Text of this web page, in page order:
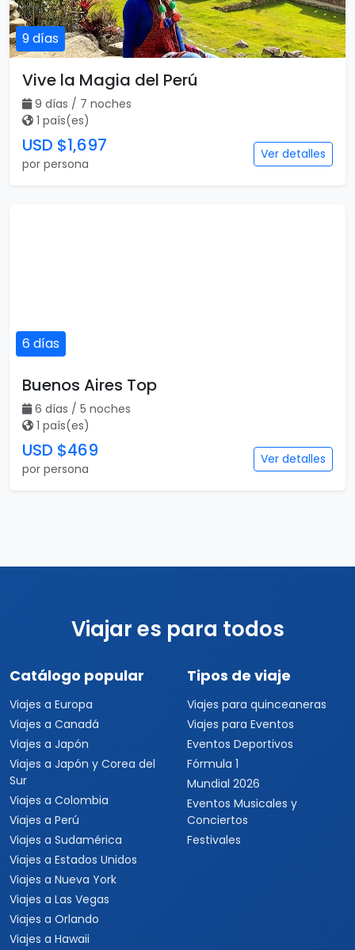
9 días
Vive la Magia del Perú
9 días / 7 noches
1 país(es)
USD $1,697
por persona
Ver detalles
6 días
Buenos Aires Top
6 días / 5 noches
1 país(es)
USD $469
por persona
Ver detalles
Viajar es para todos
Catálogo popular
Viajes a Europa
Viajes a Canadá
Viajes a Japón
Viajes a Japón y Corea del
Sur
Viajes a Colombia
Viajes a Perú
Viajes a Sudamérica
Viajes a Estados Unidos
Viajes a Nueva York
Viajes a Las Vegas
Viajes a Orlando
Viajes a Hawaii
Tipos de viaje
Viajes para quinceaneras
Viajes para Eventos
Eventos Deportivos
Fórmula 1
Mundial 2026
Eventos Musicales y
Conciertos
Festivales